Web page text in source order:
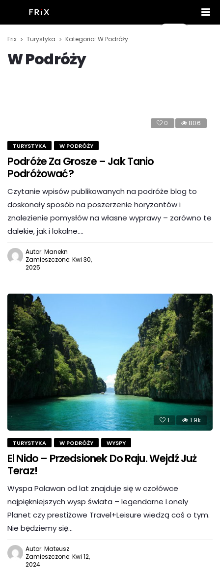
Frix Turystyka Kategoria: W Podróży
W Podróży
0 806
TURYSTYKA W PODRÓŻY
Podróże Za Grosze – Jak Tanio
Podróżować?
Czytanie wpisów publikowanych na podróże blog to
doskonały sposób na poszerzenie horyzontów i
znalezienie pomysłów na własne wyprawy – zarówno te
dalekie, jak i lokalne….
Autor: Manekn
Zamieszczone: Kwi 30,
2025
1 1.9k
TURYSTYKA W PODRÓŻY WYSPY
El Nido – Przedsionek Do Raju. Wejdź Już
Teraz!
Wyspa Palawan od lat znajduje się w czołówce
najpiękniejszych wysp świata – legendarne Lonely
Planet czy prestiżowe Travel+Leisure wiedzą coś o tym.
Nie będziemy się…
Autor: Mateusz
Zamieszczone: Kwi 12,
2024